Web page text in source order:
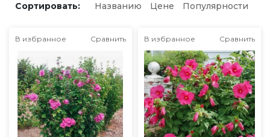
Сортировать: Названию Цене Популярности
В избранное Сравнить В избранное Сравнить